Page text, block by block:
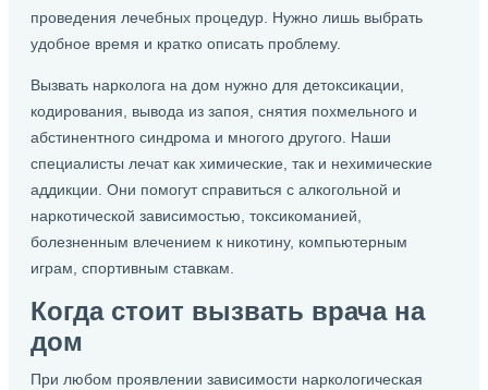
проведения лечебных процедур. Нужно лишь выбрать
удобное время и кратко описать проблему.
Вызвать нарколога на дом нужно для детоксикации,
кодирования, вывода из запоя, снятия похмельного и
абстинентного синдрома и многого другого. Наши
специалисты лечат как химические, так и нехимические
аддикции. Они помогут справиться с алкогольной и
наркотической зависимостью, токсикоманией,
болезненным влечением к никотину, компьютерным
играм, спортивным ставкам.
Когда стоит вызвать врача на
дом
При любом проявлении зависимости наркологическая